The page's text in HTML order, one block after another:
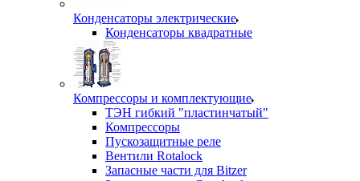
Конденсаторы электрические
Конденсаторы квадратные
Компрессоры и комплектующие
ТЭН гибкий "пластинчатый"
Компрессоры
Пускозащитные реле
Вентили Rotalock
Запасные части для Bitzer